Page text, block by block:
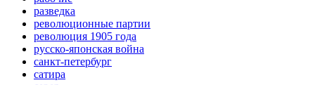
разведка
революционные партии
революция 1905 года
русско-японская война
санкт-петербург
сатира